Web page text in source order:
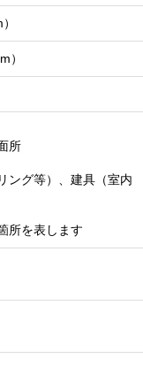
）
所
ング等）、建具（室内
所を表します